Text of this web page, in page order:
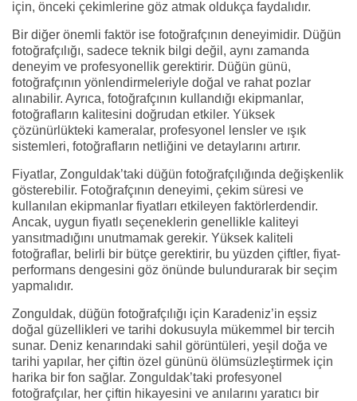
için, önceki çekimlerine göz atmak oldukça faydalıdır.
Bir diğer önemli faktör ise fotoğrafçının deneyimidir. Düğün
fotoğrafçılığı, sadece teknik bilgi değil, aynı zamanda
deneyim ve profesyonellik gerektirir. Düğün günü,
fotoğrafçının yönlendirmeleriyle doğal ve rahat pozlar
alınabilir. Ayrıca, fotoğrafçının kullandığı ekipmanlar,
fotoğrafların kalitesini doğrudan etkiler. Yüksek
çözünürlükteki kameralar, profesyonel lensler ve ışık
sistemleri, fotoğrafların netliğini ve detaylarını artırır.
Fiyatlar, Zonguldak’taki düğün fotoğrafçılığında değişkenlik
gösterebilir. Fotoğrafçının deneyimi, çekim süresi ve
kullanılan ekipmanlar fiyatları etkileyen faktörlerdendir.
Ancak, uygun fiyatlı seçeneklerin genellikle kaliteyi
yansıtmadığını unutmamak gerekir. Yüksek kaliteli
fotoğraflar, belirli bir bütçe gerektirir, bu yüzden çiftler, fiyat-
performans dengesini göz önünde bulundurarak bir seçim
yapmalıdır.
Zonguldak, düğün fotoğrafçılığı için Karadeniz’in eşsiz
doğal güzellikleri ve tarihi dokusuyla mükemmel bir tercih
sunar. Deniz kenarındaki sahil görüntüleri, yeşil doğa ve
tarihi yapılar, her çiftin özel gününü ölümsüzleştirmek için
harika bir fon sağlar. Zonguldak’taki profesyonel
fotoğrafçılar, her çiftin hikayesini ve anılarını yaratıcı bir